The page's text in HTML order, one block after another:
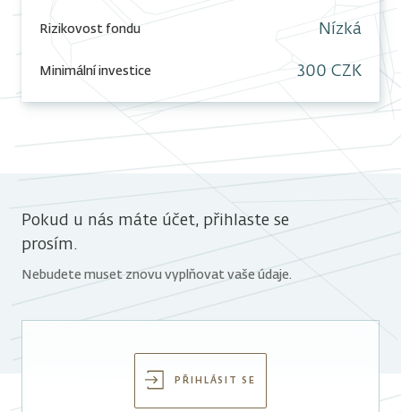
Rizikovost fondu Nízká
Minimální investice 300 CZK
Pokud u nás máte účet, přihlaste se
prosím.
Nebudete muset znovu vyplňovat vaše údaje.
PŘIHLÁSIT SE